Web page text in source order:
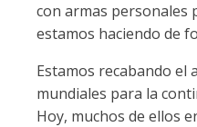
con armas personales
estamos haciendo de
Estamos recabando el
mundiales para la
Hoy, muchos de ellos